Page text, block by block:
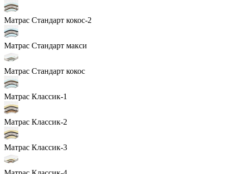
Матрас Стандарт кокос-2
Матрас Стандарт макси
Матрас Стандарт кокос
Матрас Классик-1
Матрас Классик-2
Матрас Классик-3